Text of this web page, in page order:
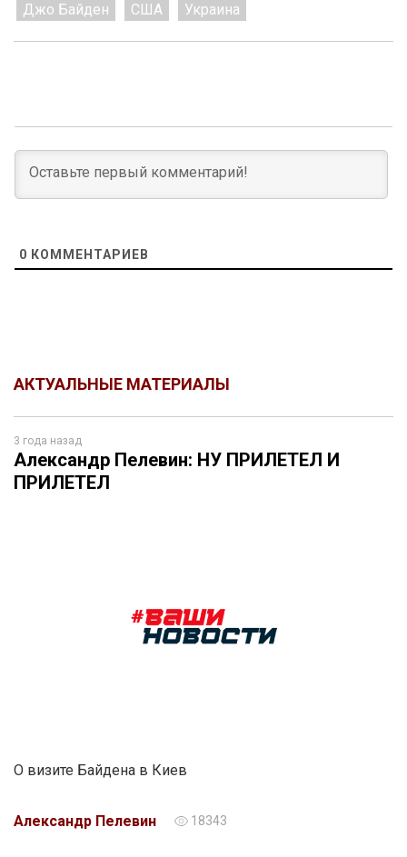
Джо Байден США Украина
0 КОММЕНТАРИЕВ
АКТУАЛЬНЫЕ МАТЕРИАЛЫ
3 года назад
Александр Пелевин: НУ ПРИЛЕТЕЛ И
ПРИЛЕТЕЛ
О визите Байдена в Киев
Александр Пелевин 18343